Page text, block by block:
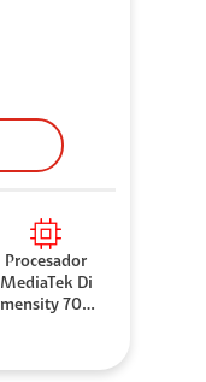
Procesador
MediaTek Di
mensity 706